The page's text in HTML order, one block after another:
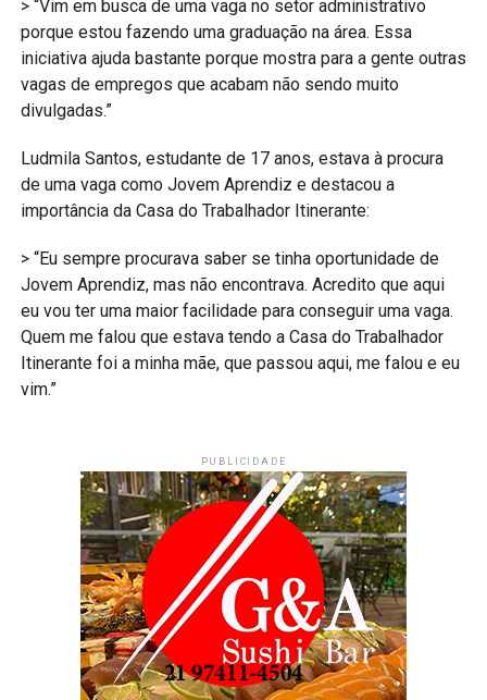
> “Vim em busca de uma vaga no setor administrativo
porque estou fazendo uma graduação na área. Essa
iniciativa ajuda bastante porque mostra para a gente outras
vagas de empregos que acabam não sendo muito
divulgadas.”
Ludmila Santos, estudante de 17 anos, estava à procura
de uma vaga como Jovem Aprendiz e destacou a
importância da Casa do Trabalhador Itinerante:
> “Eu sempre procurava saber se tinha oportunidade de
Jovem Aprendiz, mas não encontrava. Acredito que aqui
eu vou ter uma maior facilidade para conseguir uma vaga.
Quem me falou que estava tendo a Casa do Trabalhador
Itinerante foi a minha mãe, que passou aqui, me falou e eu
vim.”
PUBLICIDADE